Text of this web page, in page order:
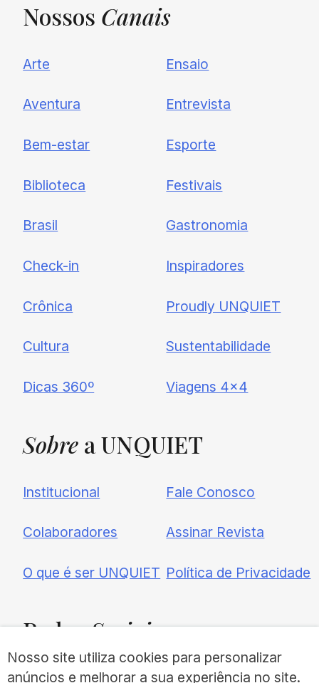
UNQUIET
Newsletter
nossas novidades.
Nossos Canais
Arte
Aventura
Bem-estar
Biblioteca
Brasil
Check-in
Crônica
Cultura
Dicas 360º
Ensaio
Entrevista
Esporte
Festivais
Gastronomia
Inspiradores
Proudly UNQUIET
Sustentabilidade
Viagens 4×4
Sobre a UNQUIET
Institucional
Colaboradores
O que é ser UNQUIET
Fale Conosco
Assinar Revista
Política de Privacidade
RedesSociais
Nosso site utiliza cookies para personalizar
anúncios e melhorar a sua experiência no site.